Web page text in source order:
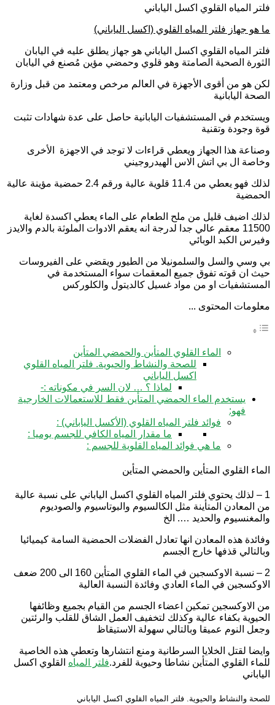
فلتر المياه القلوي اكسل الياباني
ما هو جهاز فلتر المياه القلوي (اكسل الياباني)
فلتر المياه القلوي اكسل الياباني هو جهاز يطلق عليه في اليابان
الثورة الصحية الصامتة وهو قلوي وحمضي مؤين مُصنع في اليابان
لكن هو من أقوى الأجهزة في العالم مرخص ومعتمد من قبل وزارة
الصحة اليابانية
ويستخدم في المستشفيات اليابانية حاصل على عدة شهادات تثبت
قوة وجودة وتقنية
وصناعة هذا الجهاز ويعطي قراءات لا توجد في الاجهزة الأخرى
وخاصة ال بي اتش الاس الهيدروجيني
لذلك فهو يعطي من 11.4 قلوية عالية ورقم 2.4 حمضية مؤينة عالية
الحمضية
لذلك اضيف قليل من ملح الطعام على الماء يعطي اكسدة لغاية
11500 معقم عالي جدا لدرجة انه يعقم الادوات الملوثة بالدم والايدز
وفيرس الكبد الوبائي
بي وسي والسل والسلمونيلا من الطيور ويقضي على الفيروسات
حيث ان قوته تفوق جميع المعقمات سواء المستخدمة في
المستشفيات او من مواد غسيل كالديتول والكلوركس
معلومات المحتوى ...
الماء القلوي المتأين والحمضي المتأين
للصحة والنشاط والحيوية. فلتر المياه القلوي
اكسل الياباني
لماذا ؟ … لان السر في مكوناته :-
يستخدم الماء الحمضي المتأين فقط للاستعمالات الخارجية
فهو:
فوائد فلتر المياه القلوي (الأكسل الياباني) :
ما مقدار المياه الكافي للجسم يوميا :
ما هي فوائد المياه القلوية للجسم :
الماء القلوي المتأين والحمضي المتأين
1 – لذلك يحتوي فلتر المياه القلوي اكسل الياباني على نسبة عالية
من المعادن المتأينة مثل الكالسيوم والبوتاسيوم والصوديوم
والمغنسيوم والحديد …. الخ
وفائدة هذه المعادن انها تعادل الفضلات الحمضية السامة كيميائيا
وبالتالي قذفها خارج الجسم
2 – نسبة الاوكسجين في الماء القلوي المتأين 160 الى 200 ضعف
الاوكسجين في الماء العادي وفائدة النسبة العالية
من الاوكسجين تمكين اعضاء الجسم من القيام بجميع وظائفها
الحيوية بكفاء عالية وكذلك لتخفيف العمل الشاق للقلب والرئتين
وجعل النوم عميقا وبالتالي سهولة الاستيقاظ
وايضا لقتل الخلايا السرطانية ومنع انتشارها وتعطي هذه الخاصية
للماء القلوي المتأين نشاطا وحيوية للفرد.فلتر المياه القلوي اكسل
الياباني
للصحة والنشاط والحيوية. فلتر المياه القلوي اكسل الياباني